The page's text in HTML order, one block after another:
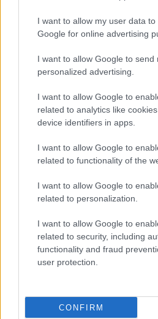
I want to allow my user data
Google for online advertising
I want to allow Google to send
personalized advertising.
I want to allow Google to
related to analytics like
device identifiers in apps.
I want to allow Google to
related to functionality of the
I want to allow Google to
related to personalization.
I want to allow Google to
related to security, including
functionality and fraud
user protection.
CONFIRM
Jön még
Viszont a kilátás?